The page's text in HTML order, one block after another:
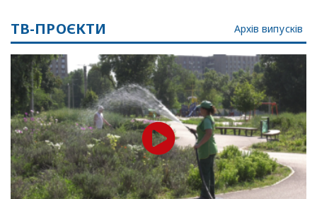
ТВ-ПРОЄКТИ Архів випусків